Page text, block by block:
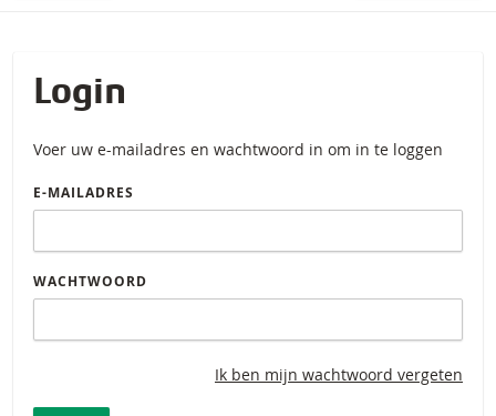
Login
Voer uw e-mailadres en wachtwoord in om in te loggen
E-MAILADRES
WACHTWOORD
Ik ben mijn wachtwoord vergeten